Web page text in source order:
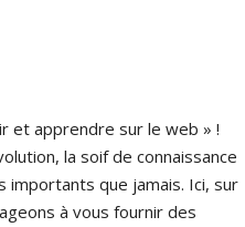
et apprendre sur le web » !
la soif de connaissance
importants que jamais. Ici, sur
à vous fournir des